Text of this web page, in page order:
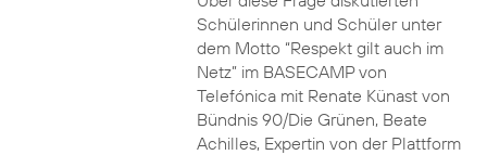
Schülerinnen und Schüler unter
dem Motto “Respekt gilt auch im
Netz” im BASECAMP von
Telefónica mit Renate Künast von
Bündnis 90/Die Grünen, Beate
Achilles, Expertin von der Plattform